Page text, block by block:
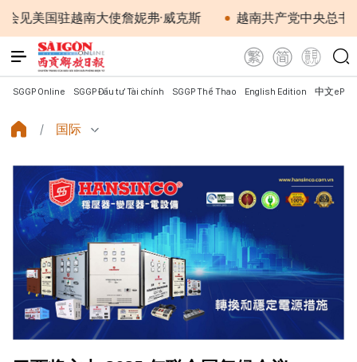
驻越南大使詹妮弗·威克斯 越南共产党中央总书记、国
SGGP Online SGGP Đầu tư Tài chính SGGP Thể Thao English Edition 中文
国际